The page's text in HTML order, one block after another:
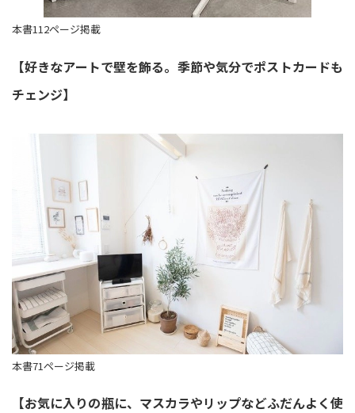
本書112ページ掲載
【好きなアートで壁を飾る。季節や気分でポストカードも
チェンジ】
本書71ページ掲載
【お気に入りの瓶に、マスカラやリップなどふだんよく使